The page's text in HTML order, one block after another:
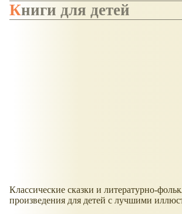
Книги для детей
Классические сказки и литературно-
произведения для детей с лучшими